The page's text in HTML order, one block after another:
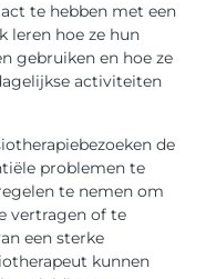
te hebben met een
leren hoe ze hun
gebruiken en hoe ze
activiteiten
de
problemen te
te nemen om
vertragen of te
een sterke
kunnen